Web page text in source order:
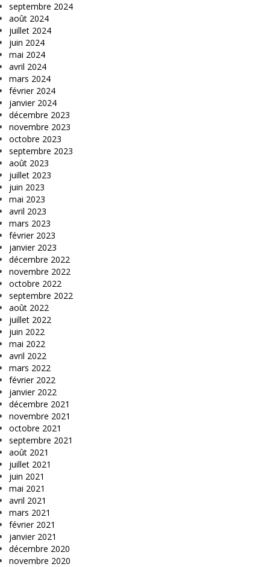
septembre 2024
août 2024
juillet 2024
juin 2024
mai 2024
avril 2024
mars 2024
février 2024
janvier 2024
décembre 2023
novembre 2023
octobre 2023
septembre 2023
août 2023
juillet 2023
juin 2023
mai 2023
avril 2023
mars 2023
février 2023
janvier 2023
décembre 2022
novembre 2022
octobre 2022
septembre 2022
août 2022
juillet 2022
juin 2022
mai 2022
avril 2022
mars 2022
février 2022
janvier 2022
décembre 2021
novembre 2021
octobre 2021
septembre 2021
août 2021
juillet 2021
juin 2021
mai 2021
avril 2021
mars 2021
février 2021
janvier 2021
décembre 2020
novembre 2020